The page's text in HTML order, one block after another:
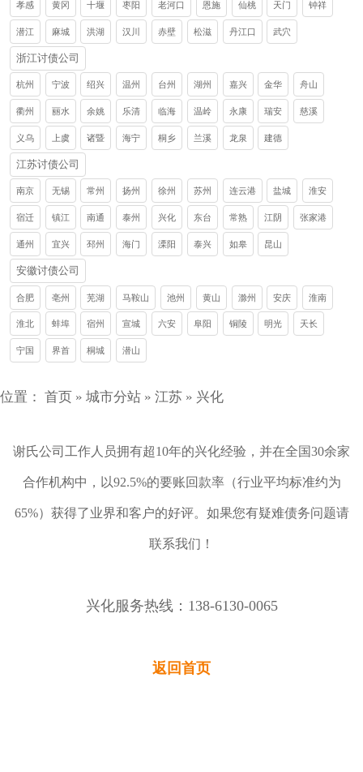
孝感 黄冈 十堰 枣阳 老河口 恩施 仙桃 天门 钟祥
潜江 麻城 洪湖 汉川 赤壁 松滋 丹江口 武穴
浙江讨债公司
杭州 宁波 绍兴 温州 台州 湖州 嘉兴 金华 舟山
衢州 丽水 余姚 乐清 临海 温岭 永康 瑞安 慈溪
义乌 上虞 诸暨 海宁 桐乡 兰溪 龙泉 建德
江苏讨债公司
南京 无锡 常州 扬州 徐州 苏州 连云港 盐城 淮安
宿迁 镇江 南通 泰州 兴化 东台 常熟 江阴 张家港
通州 宜兴 邳州 海门 溧阳 泰兴 如皋 昆山
安徽讨债公司
合肥 亳州 芜湖 马鞍山 池州 黄山 滁州 安庆 淮南
淮北 蚌埠 宿州 宣城 六安 阜阳 铜陵 明光 天长
宁国 界首 桐城 潜山
位置： 首页 » 城市分站 » 江苏 » 兴化
谢氏公司工作人员拥有超10年的兴化经验，并在全国30余家
合作机构中，以92.5%的要账回款率（行业平均标准约为
65%）获得了业界和客户的好评。如果您有疑难债务问题请
联系我们！
兴化服务热线：138-6130-0065
返回首页